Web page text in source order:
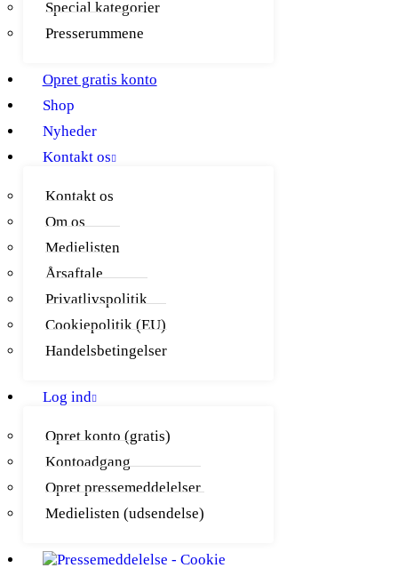
Special kategorier
Presserummene
Opret gratis konto
Shop
Nyheder
Kontakt os
Kontakt os
Om os
Medielisten
Årsaftale
Privatlivspolitik
Cookiepolitik (EU)
Handelsbetingelser
Log ind
Opret konto (gratis)
Kontoadgang
Opret pressemeddelelser
Medielisten (udsendelse)